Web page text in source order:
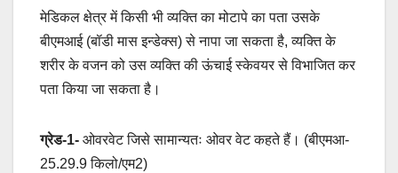
मेडिकल क्षेत्र में किसी भी व्यक्ति का मोटापे का पता उसके
बीएमआई (बॉडी मास इन्डेक्स) से नापा जा सकता है, व्यक्ति के
शरीर के वजन को उस व्यक्ति की ऊंचाई स्केवयर से विभाजित कर
पता किया जा सकता है।
ग्रेड-1- ओवरवेट जिसे सामान्यतः ओवर वेट कहते हैं। (बीएमआ-
25.29.9 किलो/एम2)